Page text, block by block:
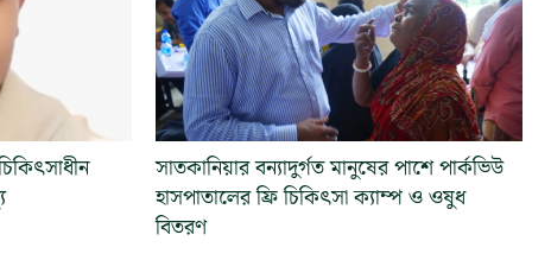
সাতকানিয়ার বন্যাদুর্গত মানুষের পাশে পার্কভিউ
হাসপাতালের ফ্রি চিকিৎসা ক্যাম্প ও ওষুধ
বিতরণ